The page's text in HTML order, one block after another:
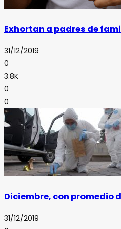
Exhortan a padres de
31/12/2019
0
3.8K
0
0
Diciembre, con promedio
31/12/2019